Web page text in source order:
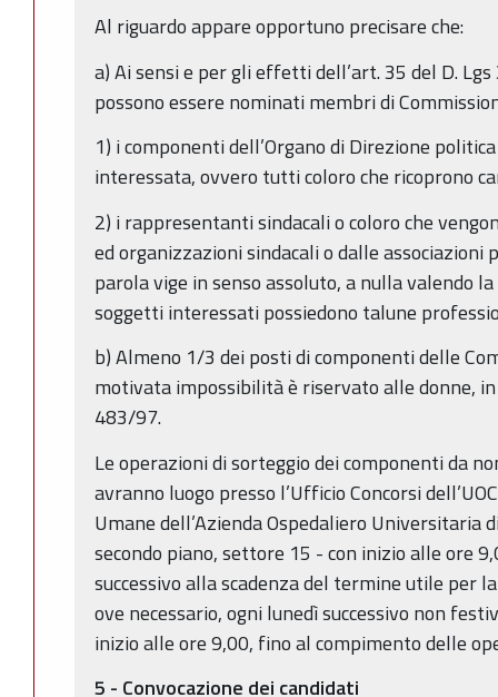
Al riguardo appare opportuno precisare che:
a) Ai sensi e per gli effetti dell’art. 35 del D.
possono essere nominati membri di
1) i componenti dell’Organo di Direzione
interessata, ovvero tutti coloro che ricoprono
2) i rappresentanti sindacali o coloro che
ed organizzazioni sindacali o dalle associazioni
parola vige in senso assoluto, a nulla valendo
soggetti interessati possiedono talune
b) Almeno 1/3 dei posti di componenti delle
motivata impossibilità è riservato alle donne,
483/97.
Le operazioni di sorteggio dei componenti da
avranno luogo presso l’Ufficio Concorsi
Umane dell’Azienda Ospedaliero Universitaria
secondo piano, settore 15 - con inizio alle ore
successivo alla scadenza del termine utile per
ove necessario, ogni lunedì successivo non
inizio alle ore 9,00, fino al compimento delle
5 - Convocazione dei candidati